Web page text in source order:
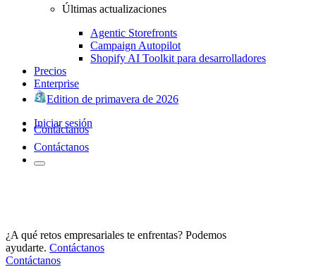
Últimas actualizaciones
Agentic Storefronts
Campaign Autopilot
Shopify AI Toolkit para desarrolladores
Precios
Enterprise
Edition de primavera de 2026
Iniciar sesión
Contáctanos
Contáctanos
¿A qué retos empresariales te enfrentas? Podemos
ayudarte. Contáctanos
Contáctanos